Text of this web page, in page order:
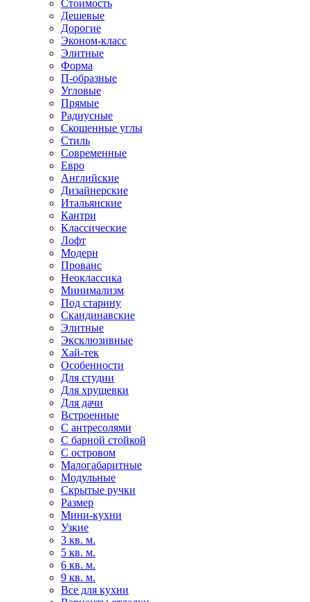
Стоимость
Дешевые
Дорогие
Эконом-класс
Элитные
Форма
П-образные
Угловые
Прямые
Радиусные
Скошенные углы
Стиль
Современные
Евро
Английские
Дизайнерские
Итальянские
Кантри
Классические
Лофт
Модерн
Прованс
Неоклассика
Минимализм
Под старину
Скандинавские
Элитные
Эксклюзивные
Хай-тек
Особенности
Для студии
Для хрущевки
Для дачи
Встроенные
С антресолями
С барной стойкой
С островом
Малогабаритные
Модульные
Скрытые ручки
Размер
Мини-кухни
Узкие
3 кв. м.
5 кв. м.
6 кв. м.
9 кв. м.
Все для кухни